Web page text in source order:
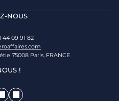
NOUS
44 09 91 82
75008 Paris, FRANCE
!